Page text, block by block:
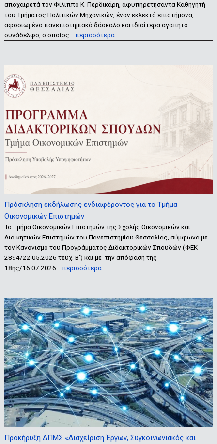
αποχαιρετά τον Φίλιππο Κ. Περδικάρη, αφυπηρετήσαντα Καθηγητή
του Τμήματος Πολιτικών Μηχανικών, έναν εκλεκτό επιστήμονα,
αφοσιωμένο πανεπιστημιακό δάσκαλο και ιδιαίτερα αγαπητό
συνάδελφο, ο οποίος… περισσότερα
Πρόσκληση εκδήλωσης ενδιαφέροντος για το Τμήμα
Οικονομικών Επιστημών
Το Τμήμα Οικονομικών Επιστημών της Σχολής Οικονομικών και
Διοικητικών Επιστημών του Πανεπιστημίου Θεσσαλίας, σύμφωνα με
τον Κανονισμό του Προγράμματος Διδακτορικών Σπουδών (ΦΕΚ
2894/22.05.2026 τευχ. Β’) και με την απόφαση της
18ης/16.07.2026… περισσότερα
Προκήρυξη ΔΠΜΣ «Διαχείριση Έργων, Συγκοινωνιακός και